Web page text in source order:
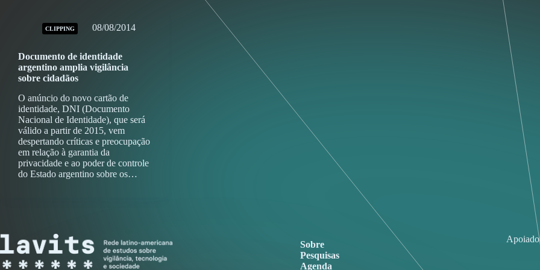
CLIPPING 08/08/2014
Documento de identidade
argentino amplia vigilância
sobre cidadãos
O anúncio do novo cartão de
identidade, DNI (Documento
Nacional de Identidade), que será
válido a partir de 2015, vem
despertando críticas e preocupação
em relação à garantia da
privacidade e ao poder de controle
do Estado argentino sobre os…
Sobre
Pesquisas
Agenda